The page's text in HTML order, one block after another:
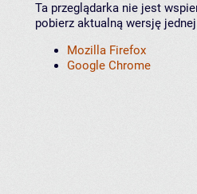
Ta przeglądarka nie jest
pobierz aktualną wersję
Mozilla Firefox
Google Chrome